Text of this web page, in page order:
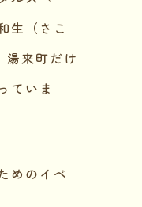
（さこ
湯来町だけ
ていま
めのイベ